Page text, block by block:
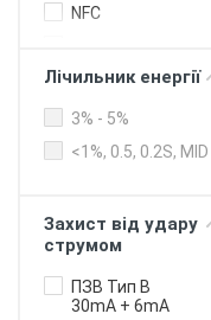
NFC
бізнесу
Онлайн-
електромобіль
Балансування
потужності
зарядні станції
Лічильник енергії
3% - 5%
<1%, 0.5, 0.2S, MID
Захист від удару
струмом
ПЗВ Тип B
30mA + 6mA